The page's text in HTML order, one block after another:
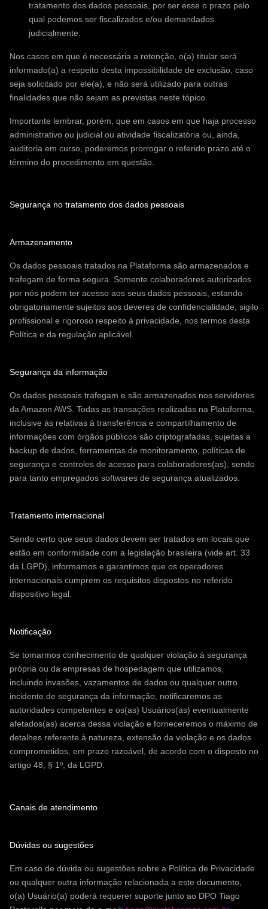
tratamento dos dados pessoais, por ser esse o prazo pelo
qual podemos ser fiscalizados e/ou demandados
judicialmente.
Nos casos em que é necessária a retenção, o(a) titular será
informado(a) a respeito desta impossibilidade de exclusão, caso
seja solicitado por ele(a), e não será utilizado para outras
finalidades que não sejam as previstas neste tópico.
Importante lembrar, porém, que em casos em que haja processo
administrativo ou judicial ou atividade fiscalizatória ou, ainda,
auditoria em curso, poderemos prorrogar o referido prazo até o
término do procedimento em questão.
Segurança no tratamento dos dados pessoais
Armazenamento
Os dados pessoais tratados na Plataforma são armazenados e
trafegam de forma segura. Somente colaboradores autorizados
por nós podem ter acesso aos seus dados pessoais, estando
obrigatoriamente sujeitos aos deveres de confidencialidade, sigilo
profissional e rigoroso respeito à privacidade, nos termos desta
Política e da regulação aplicável.
Segurança da informação
Os dados pessoais trafegam e são armazenados nos servidores
da Amazon AWS. Todas as transações realizadas na Plataforma,
inclusive às relativas à transferência e compartilhamento de
informações com órgãos públicos são criptografadas, sujeitas a
backup de dados, ferramentas de monitoramento, políticas de
segurança e controles de acesso para colaboradores(as), sendo
para tanto empregados softwares de segurança atualizados.
Tratamento internacional
Sendo certo que seus dados devem ser tratados em locais que
estão em conformidade com a legislação brasileira (vide art. 33
da LGPD), informamos e garantimos que os operadores
internacionais cumprem os requisitos dispostos no referido
dispositivo legal.
Notificação
Se tomarmos conhecimento de qualquer violação à segurança
própria ou da empresas de hospedagem que utilizamos,
incluindo invasões, vazamentos de dados ou qualquer outro
incidente de segurança da informação, notificaremos as
autoridades competentes e os(as) Usuários(as) eventualmente
afetados(as) acerca dessa violação e forneceremos o máximo de
detalhes referente à natureza, extensão da violação e os dados
comprometidos, em prazo razoável, de acordo com o disposto no
artigo 48, § 1º, da LGPD.
Canais de atendimento
Dúvidas ou sugestões
Em caso de dúvida ou sugestões sobre a Política de Privacidade
ou qualquer outra informação relacionada a este documento,
o(a) Usuário(a) poderá requerer suporte junto ao DPO Tiago